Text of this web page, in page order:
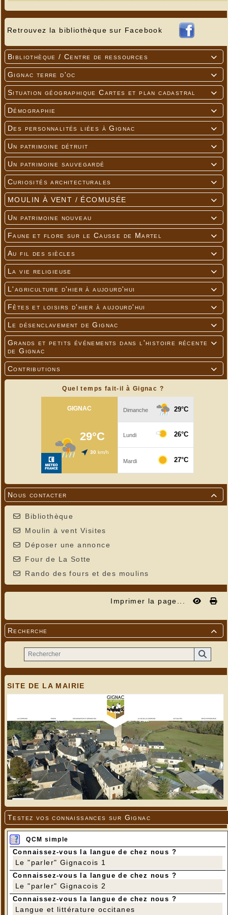
Retrouvez la bibliothèque sur Facebook

Bibliothèque / Centre de ressources

Gignac terre d'oc

Situation géographique Cartes et plan cadastral

Démographie

Des personnalités liées à Gignac

Un patrimoine détruit

Un patrimoine sauvegardé

Curiosités architecturales

MOULIN À VENT / ÉCOMUSÉE

Un patrimoine nouveau

Faune et flore sur le Causse de Martel

Au fil des siècles

La vie religieuse

L'agriculture d'hier à aujourd'hui

Fêtes et loisirs d'hier à aujourd'hui

Le désenclavement de Gignac

Grands et petits événements dans l'histoire récente
de Gignac

Contributions
Quel temps fait-il à Gignac ?

Nous contacter
Bibliothèque
Moulin à vent Visites
Déposer une annonce
Four de La Sotte
Rando des fours et des moulins
Imprimer la page...

Recherche
SITE DE LA MAIRIE
Testez vos connaissances sur Gignac
QCM simple
Connaissez-vous la langue de chez nous ?
Le "parler" Gignacois 1
Connaissez-vous la langue de chez nous ?
Le "parler" Gignacois 2
Connaissez-vous la langue de chez nous ?
Langue et littérature occitanes
Photo Suzanne Delpech
Message des Amis de la Couze
"Un souvenir d'une mi-août relaxante et agréable
Cordialement dédé"(cliquer sur ce lien)